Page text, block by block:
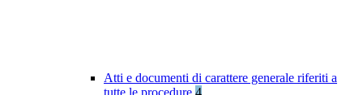
Atti e documenti di carattere generale riferiti a